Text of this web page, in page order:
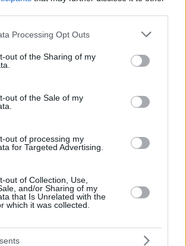
this website/app uses one or more Google
visit or usage behaviour. You may click to
to Google and its third-party tags to
below specified purposes in below Google
Processing Opt Outs
out of the Sharing of my
out of the Sale of my
out of processing my
for Targeted Advertising.
out of Collection, Use,
and/or Sharing of my
that Is Unrelated with the
which it was collected.
Λονδίνου: 40χρονος με
σκότωνε και βίαζε γυναίκες,
είχε συλλάβει και τον άφησε